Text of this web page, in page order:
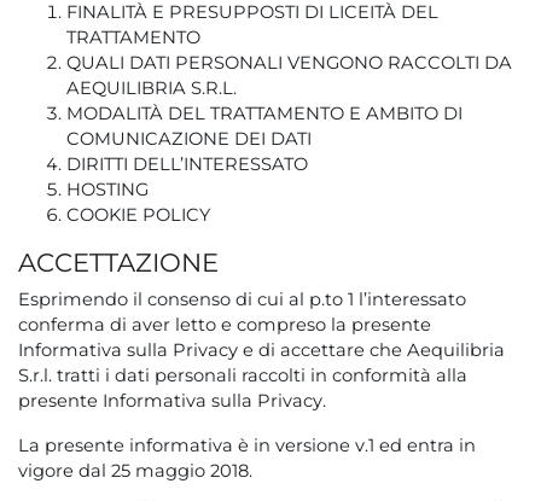
FINALITÀ E PRESUPPOSTI DI LICEITÀ DEL
TRATTAMENTO
QUALI DATI PERSONALI VENGONO RACCOLTI DA
AEQUILIBRIA S.R.L.
MODALITÀ DEL TRATTAMENTO E AMBITO DI
COMUNICAZIONE DEI DATI
DIRITTI DELL’INTERESSATO
HOSTING
COOKIE POLICY
ACCETTAZIONE
Esprimendo il consenso di cui al p.to 1 l’interessato
conferma di aver letto e compreso la presente
Informativa sulla Privacy e di accettare che Aequilibria
S.r.l. tratti i dati personali raccolti in conformità alla
presente Informativa sulla Privacy.
La presente informativa è in versione v.1 ed entra in
vigore dal 25 maggio 2018.